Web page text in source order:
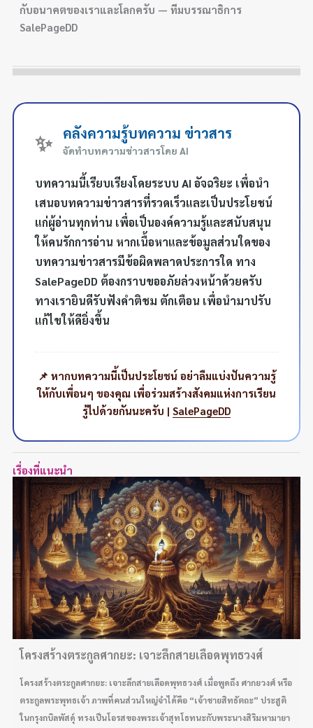
กับอนาคตของเราและโลกครับ — ทีมบรรณาธิการ
SalePageDD
✨ คลังความรู้บทความ ข่าวสาร
จัดทำบทความข่าวสารโดย AI
บทความนี้เรียบเรียงโดยระบบ AI อัจฉริยะ เพื่อนำ
เสนอบทความข่าวสารที่รวดเร็วและเป็นประโยชน์
แก่ผู้อ่านทุกท่าน เพื่อเป็นองค์ความรู้และสนับสนุน
ให้คนรักการอ่าน หากเนื้อหาและข้อมูลส่วนใดของ
บทความข่าวสารมีข้อผิดพลาดประการใด ทาง
SalePageDD ต้องกราบขออภัยล่วงหน้าด้วยครับ
ทางเรายินดีรับฟังคำติชม ตักเตือน เพื่อนำมาปรับ
แก้ไขให้ดียิ่งขึ้น
📌 หากบทความนี้เป็นประโยชน์ อย่าลืมแบ่งปันความรู้
ให้กับเพื่อนๆ ของคุณ เพื่อร่วมสร้างสังคมแห่งการเรียน
รู้ไปด้วยกันนะครับ | SalePageDD
เรื่องที่แนะนำ
โครงสร้างตระกูลศากยะ: เจาะลึกสายเลือดพุทธวงศ์
โครงสร้างตระกูลศากยะ: เจาะลึกสายเลือดพุทธวงศ์ เมื่อพูดถึง ศากยวงศ์ หรือ
ตระกูลพระพุทธเจ้า ภาพที่คนส่วนใหญ่จำได้คือ “เจ้าชายสิทธัตถะ” ประสูติ
ในกรุงกบิลพัสดุ์ ทรงเป็นโอรสของพระเจ้าสุทโธทนะกับพระนางสิริมหามายา